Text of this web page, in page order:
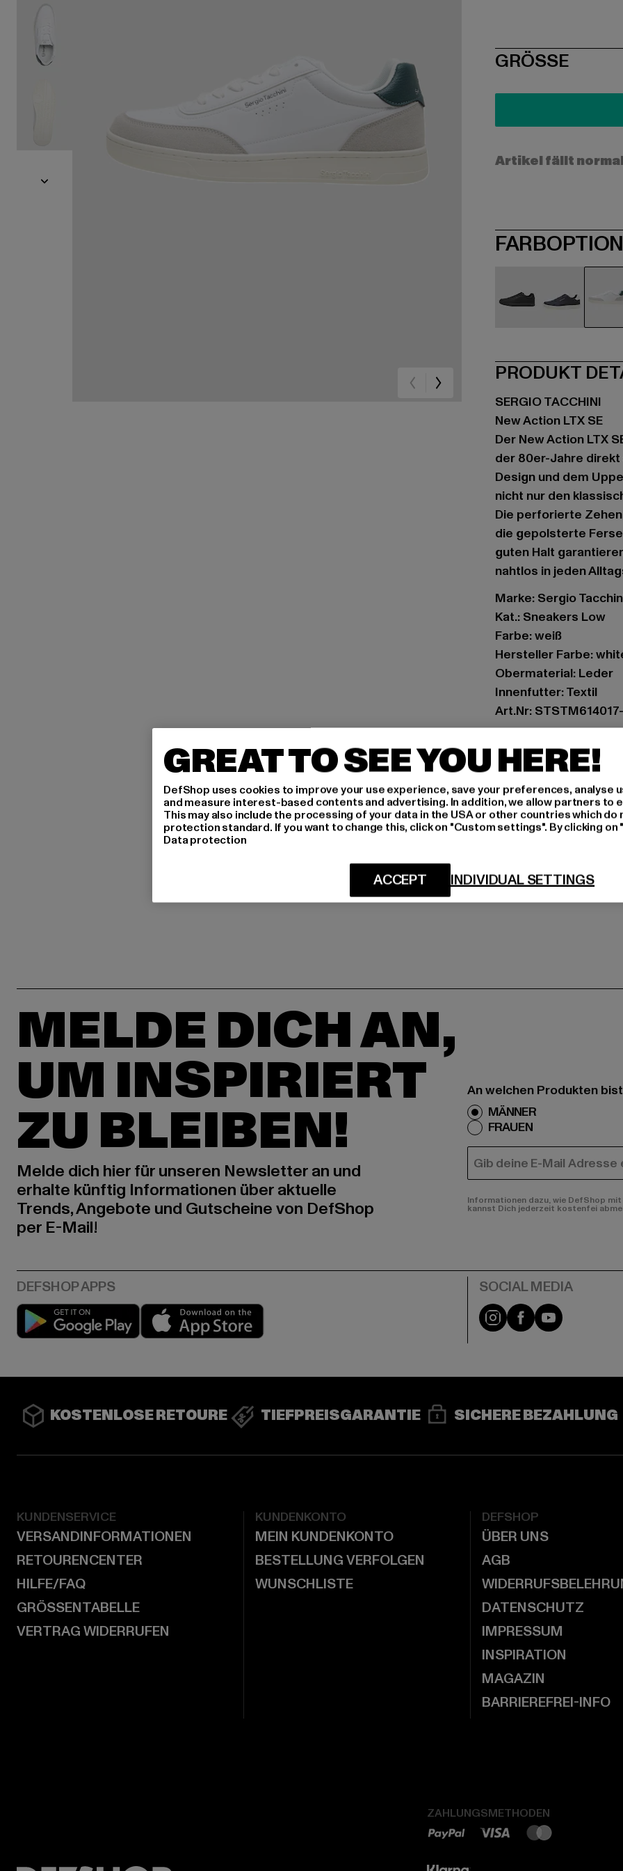
SIZE
GRÖSSE
Artikel fällt
PRODUKT
SERGIO TACCHINI
New Action LTX SE
Der New Action LTX
der 80er-Jahre
Design und dem
nicht nur den
Die perforierte
die gepolsterte
guten Halt
nahtlos in jeden
Marke: Sergio
Kat.: Sneakers Low
Farbe: weiß
Hersteller Farbe:
Obermaterial: Leder
Innenfutter: Textil
Art.Nr:
Hersteller: Movin
RN8 Quartier
GRÖSSE
LIEFERUNG &
MELDE DICH AN,
UM INSPIRIERT
ZU BLEIBEN!
Melde dich hier für unseren Newsletter an und
erhalte künftig Informationen über aktuelle
Trends, Angebote und Gutscheine von DefShop
per E-Mail!
An welchen Produkten
MÄNNER
FRAUEN
E-MAIL
Informationen dazu, wie DefShop
kannst Dich jederzeit kostenfei
Play market Instagram
FacebookYouTube
KOSTENLOSE RETOURE TIEFPREISGARANTIE SICHERE BEZAHLUNG
KUNDENSERVICE
VERSANDINFORMATIONEN
RETOURENCENTER
HILFE/FAQ
GRÖSSENTABELLE
VERTRAG WIDERRUFEN
KUNDENKONTO
MEIN KUNDENKONTO
BESTELLUNG VERFOLGEN
WUNSCHLISTE
DEFSHOP
ÜBER UNS
AGB
DATENSCHUTZ
IMPRESSUM
INSPIRATION
MAGAZIN
BARRIEREFREI-INFO
ZAHLUNGSMETHODEN
GREAT TO SEE YOU HERE!
DefShop uses cookies to improve your use experience, save your preferences, analyse
and measure interest-based contents and advertising. In addition, we allow partners to
This may also include the processing of your data in the USA or other countries which do
protection standard. If you want to change this, click on "Custom settings". By clicking
Data protection
INDIVIDUAL SETTINGS
ACCEPT